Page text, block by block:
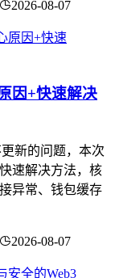
2026-08-07
因+快速解决
新的问题，本次
速解决方法，核
异常、钱包缓存
2026-08-07